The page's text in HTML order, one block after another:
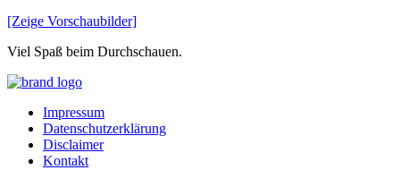
[Zeige Vorschaubilder]
Viel Spaß beim Durchschauen.
Impressum
Datenschutzerklärung
Disclaimer
Kontakt